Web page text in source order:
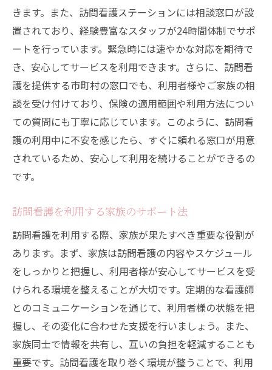
きます。また、訪問看護ステーションには相談窓口が設
置されており、経験豊富なスタッフが24時間体制でサポ
ートを行っています。緊急時には速やかな対応を期待で
き、安心してサービスを利用できます。さらに、訪問看
護を提供する市町村の窓口でも、利用者様やご家族の相
談を受け付けており、保険の適用範囲や利用方法につい
ての質問にも丁寧に応じています。このように、訪問看
護の利用中に不安を感じたら、すぐに頼れる窓口が用意
されているため、安心して利用を続けることができるの
です。
訪問看護を利用する家族のサポート法
訪問看護を利用する際、家族が果たすべき重要な役割が
あります。まず、家族は訪問看護の内容やスケジュール
をしっかりと把握し、利用者様が安心してサービスを受
けられる環境を整えることが大切です。定期的な看護師
とのコミュニケーションを通じて、利用者様の状態を把
握し、その変化に合わせた支援を行いましょう。また、
家族同士で情報を共有し、互いの負担を軽減することも
重要です。訪問看護を取り巻く環境が整うことで、利用